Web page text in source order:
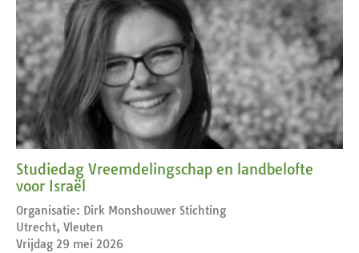
Studiedag Vreemdelingschap en landbelofte
voor Israël
Organisatie: Dirk Monshouwer Stichting
Utrecht, Vleuten
Vrijdag 29 mei 2026